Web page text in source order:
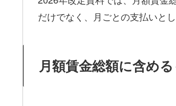
だけでなく、月ごとの支払いと
月額賃金総額に含め